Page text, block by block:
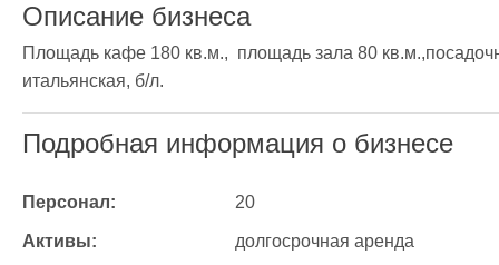
Описание бизнеса
Площадь кафе 180 кв.м.,  площадь зала 80
итальянская, б/л.
Подробная информация о бизнесе
Персонал: 20
Активы: долгосрочная аренда